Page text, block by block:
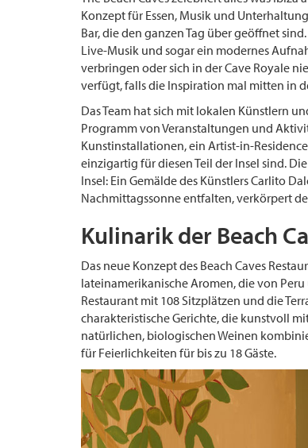
Konzept für Essen, Musik und
Bar, die den ganzen Tag über geöffnet
Live-Musik und sogar ein modernes
verbringen oder sich in der Cave Royale
verfügt, falls die Inspiration mal mitten in
Das Team hat sich mit lokalen Künstlern
Programm von Veranstaltungen und
Kunstinstallationen, ein Artist-in-
einzigartig für diesen Teil der Insel sind.
Insel: Ein Gemälde des Künstlers Carlito
Nachmittagssonne entfalten, verkörpert
Kulinarik der Beach
Das neue Konzept des Beach Caves
lateinamerikanische Aromen, die von
Restaurant mit 108 Sitzplätzen und die
charakteristische Gerichte, die kunstvoll
natürlichen, biologischen Weinen
für Feierlichkeiten für bis zu 18 Gäste.